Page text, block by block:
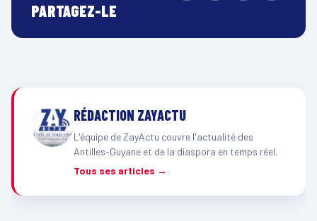
PARTAGEZ-LE
RÉDACTION ZAYACTU
L'équipe de ZayActu couvre l'actualité des
Antilles-Guyane et de la diaspora en temps réel.
Tous ses articles →